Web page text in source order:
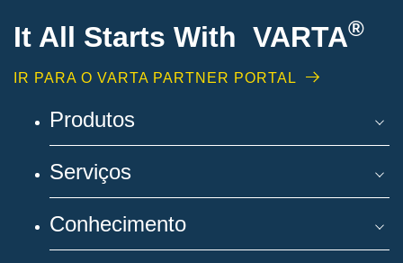
It All Starts With VARTA®
IR PARA O VARTA PARTNER PORTAL
Produtos
Serviços
Conhecimento